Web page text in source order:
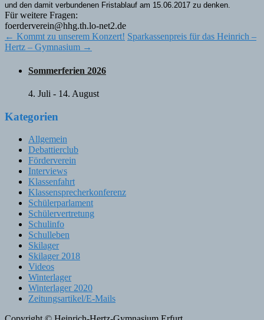
und den damit verbundenen Fristablauf am 15.06.2017 zu denken.
Für weitere Fragen:
foerderverein@hhg.th.lo-net2.de
Post
navigation
← Kommt zu unserem Konzert! Sparkassenpreis für das Heinrich –
Hertz – Gymnasium →
Sommerferien 2026
4. Juli - 14. August
Kategorien
Allgemein
Debattierclub
Förderverein
Interviews
Klassenfahrt
Klassensprecherkonferenz
Schülerparlament
Schülervertretung
Schulinfo
Schulleben
Skilager
Skilager 2018
Videos
Winterlager
Winterlager 2020
Zeitungsartikel/E-Mails